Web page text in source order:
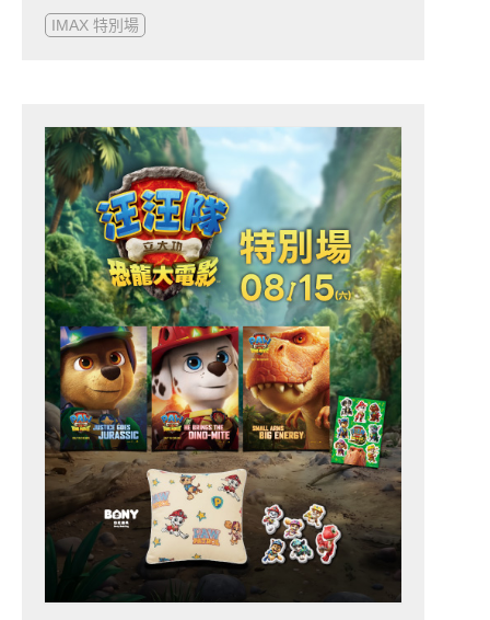
IMAX 特別場